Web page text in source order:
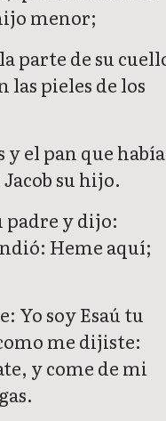
menor;
parte de su
las pieles de los
y el pan que había
su hijo.
padre y dijo:
Heme aquí;
Yo soy Esaú tu
me dijiste:
y come de mi